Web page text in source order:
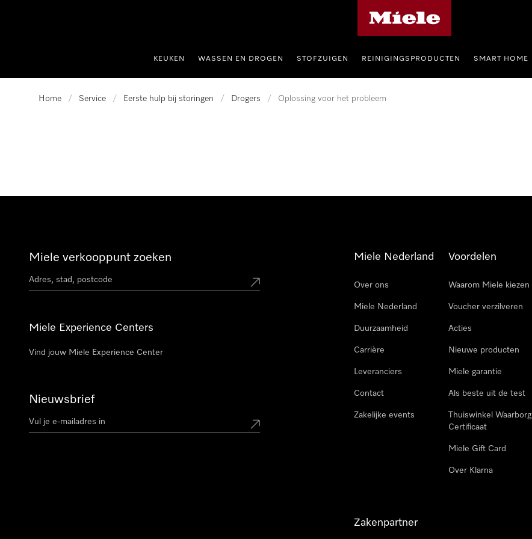
KEUKEN WASSEN EN DROGEN STOFZUIGEN REINIGINGSPRODUCTEN SMART HOME
Home / Service / Eerste hulp bij storingen / Drogers / Oplossing voor het probleem
Miele verkooppunt zoeken
Miele Experience Centers
Vind jouw Miele Experience Center
Nieuwsbrief
Miele Nederland
Over ons
Miele Nederland
Duurzaamheid
Carrière
Leveranciers
Contact
Zakelijke events
Voordelen
Waarom Miele kiezen
Voucher verzilveren
Acties
Nieuwe producten
Miele garantie
Als beste uit de test
Thuiswinkel Waarborg
Certificaat
Miele Gift Card
Over Klarna
Zakenpartner